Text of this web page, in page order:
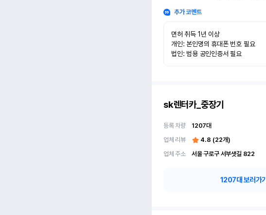
추가 코멘트
면허 취득 1년 이상
개인: 본인명의 휴대폰 번호 필요
법인: 범용 공인인증서 필요
sk렌터카_중장기
등록 차량 1207대
업체 리뷰
4.8 (22개)
업체 주소
서울 구로구 서부샛길 822
1207대 보러가기